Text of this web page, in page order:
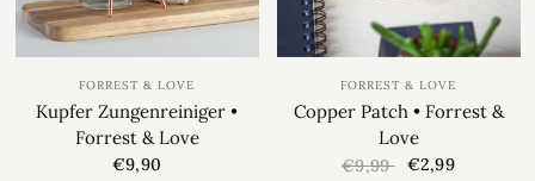
FORREST & LOVE
Kupfer Zungenreiniger •
Forrest & Love
€9,90
FORREST & LOVE
Copper Patch • Forrest &
Love
€9,99 €2,99